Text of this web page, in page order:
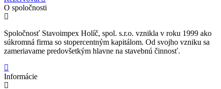
O spoločnosti
Spoločnosť Stavoimpex Holíč, spol. s.r.o. vznikla v roku 1999 ako
súkromná firma so stopercentným kapitálom. Od svojho vzniku sa
zameriavame predovšetkým hlavne na stavebnú činnosť.
Informácie